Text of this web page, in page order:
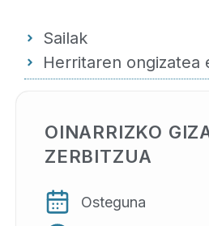
Sailak
Herritaren ongizatea
OINARRIZKO
ZERBITZUA
Osteguna